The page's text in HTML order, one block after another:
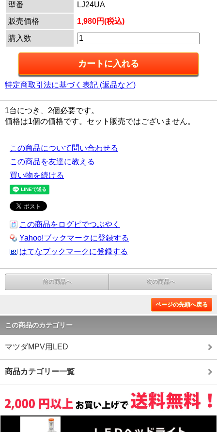
型番
LJ24UA
販売価格
1,980円(税込)
購入数
特定商取引法に基づく表記 (返品など)
1台につき、2個必要です。
価格は1個の価格です。セット販売ではございません。
この商品について問い合わせる
この商品を友達に教える
買い物を続ける
この商品をログピでつぶやく
Yahoo!ブックマークに登録する
はてなブックマークに登録する
前の商品へ 次の商品へ
ページの先頭へ戻る
この商品のカテゴリー
マツダMPV用LED
商品カテゴリー一覧